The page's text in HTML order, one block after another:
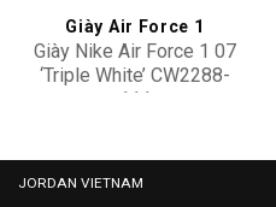
Giày Air Force 1
Giày Nike Air Force 1 07
‘Triple White’ CW2288-
111
JORDAN VIETNAM